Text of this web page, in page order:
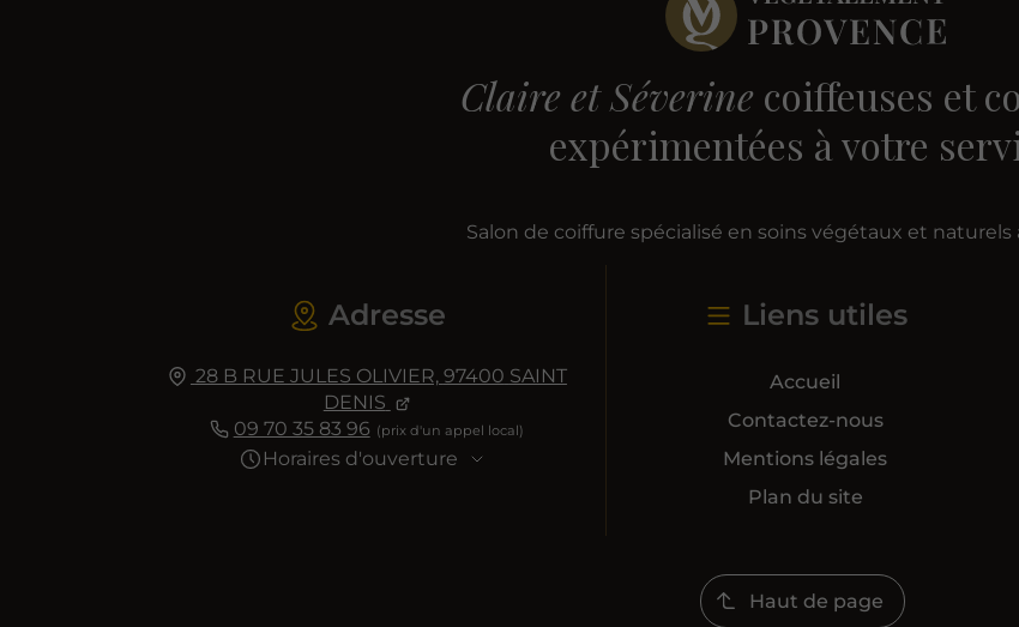
Claire et Séverine coiffeuses et
expérimentées à votre
Salon de coiffure spécialisé en soins végétaux et naturels
Adresse
28 B RUE JULES OLIVIER, 97400 SAINT
DENIS
09 70 35 83 96
Horaires d'ouverture
Liens utiles
Accueil
Contactez-nous
Mentions légales
Plan du site
Haut de page